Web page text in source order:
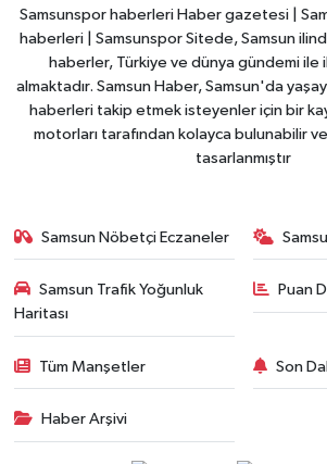
Samsunspor haberleri Haber gazetesi |
haberleri | Samsunspor Sitede, Samsun
haberler, Türkiye ve dünya gündemi ile
almaktadır. Samsun Haber, Samsun'da
haberleri takip etmek isteyenler için bir
motorları tarafından kolayca bulunabilir
tasarlanmıştır
Samsun Nöbetçi Eczaneler
Samsun Trafik Yoğunluk
Haritası
Puan
Tüm Manşetler Son
Haber Arşivi